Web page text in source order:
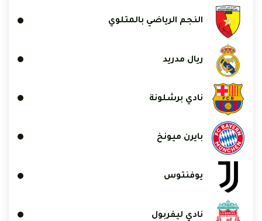
النجم الرياضي بالمتلوي
ريال مدريد
نادي برشلونة
بايرن ميونخ
يوفنتوس
نادي ليفربول